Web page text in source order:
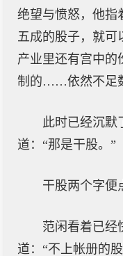
绝望与愤怒，他指
五成的股子，就可
产业里还有宫中的
制的……依然不足
此时已经沉默
道：“那是干股。”
干股两个字便
范闲看着已经
道：“不上帐册的